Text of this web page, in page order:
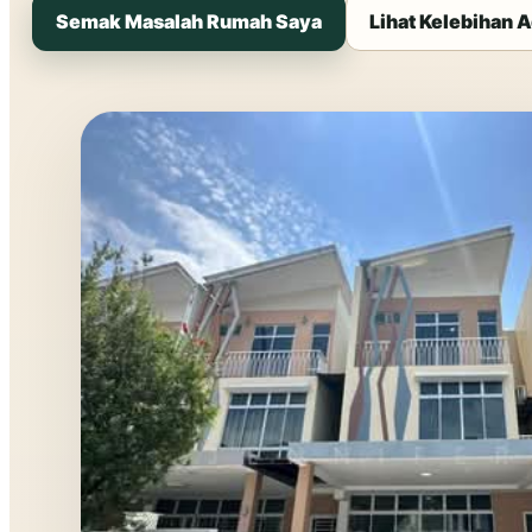
Semak Masalah Rumah Saya Lihat Kelebihan